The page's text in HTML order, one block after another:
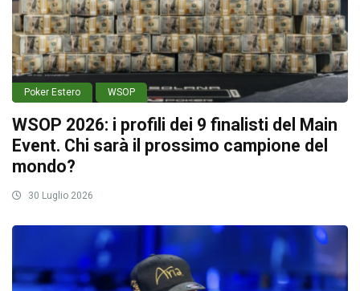
Poker Estero WSOP
WSOP 2026: i profili dei 9 finalisti del Main
Event. Chi sarà il prossimo campione del
mondo?
30 Luglio 2026